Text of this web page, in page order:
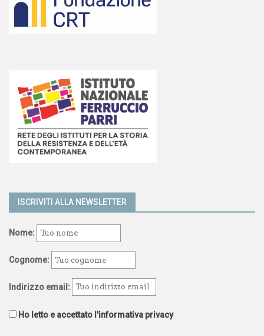
ISCRIVITI ALLA NEWSLETTER
Nome:
Cognome:
Indirizzo email:
Ho letto e accettato l'informativa privacy